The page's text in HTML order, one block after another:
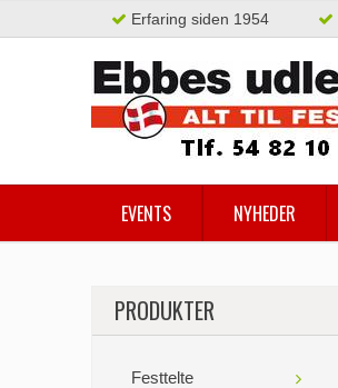
Erfaring siden 1954
EVENTS NYHEDER
PRODUKTER
Festtelte